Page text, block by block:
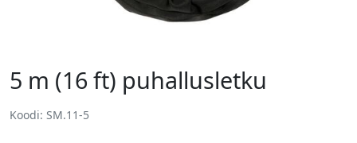
5 m (16 ft) puhallusletku
Koodi: SM.11-5